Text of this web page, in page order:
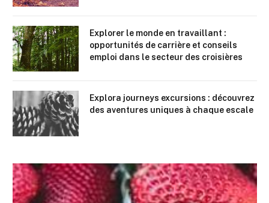
Explorer le monde en travaillant :
opportunités de carrière et conseils
emploi dans le secteur des croisières
Explora journeys excursions : découvrez
des aventures uniques à chaque escale